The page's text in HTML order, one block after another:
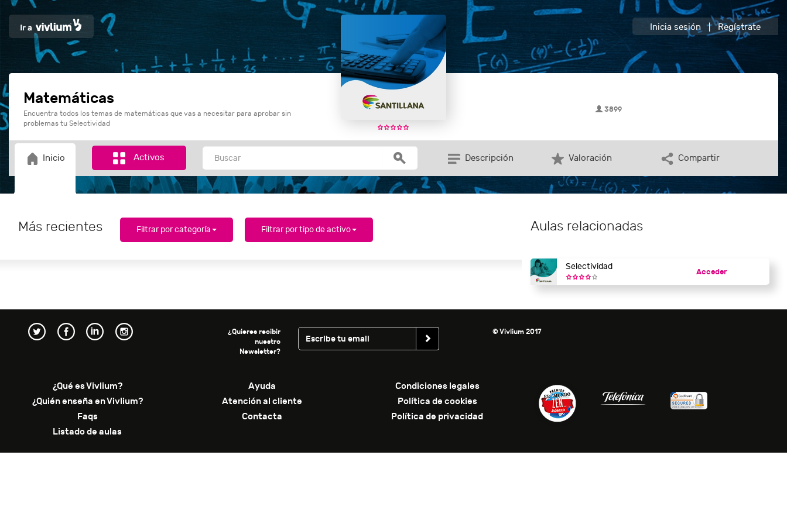
Inicia sesión | Regístrate
Matemáticas
Encuentra todos los temas de matemáticas que vas a necesitar para aprobar sin
problemas tu Selectividad
3899
Inicio Activos Descripción Valoración Compartir
Más recientes Filtrar por categoría Filtrar por tipo de activo Aulas relacionadas
Selectividad
Acceder
¿Quieres recibir
nuestro
Newsletter?
© Vivlium 2017
¿Qué es Vivlium? Ayuda
Condiciones legales
¿Quién enseña en Vivlium?
Atención al cliente
Política de cookies
Faqs
Contacta
Política de privacidad
Listado de aulas